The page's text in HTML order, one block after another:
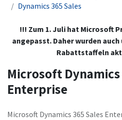
Dynamics 365 Sales
!!! Zum 1. Juli hat Microsoft
angepasst. Daher wurden
Rabattstaffeln
Microsoft Dynamics
Enterprise
Microsoft Dynamics 365 Sales